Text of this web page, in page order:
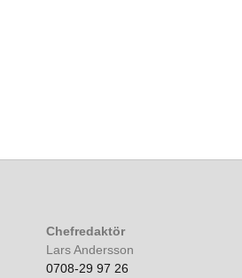
Chefredaktör
Lars Andersson
0708-29 97 26